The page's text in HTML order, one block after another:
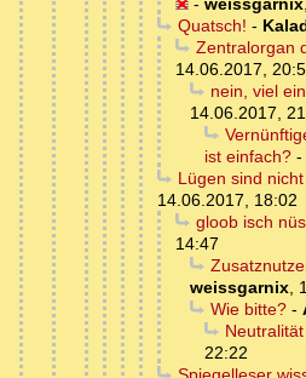
- weissgarnix,
Quatsch! -
Zentralorgan
14.06.2017,
nein, viel
14.06.2017,
ist einfach? -
Lügen sind
14.06.2017, 18:02
gloob isch
14:47
weissgarnix,
Wie bitte?-
Neutralität
22:22